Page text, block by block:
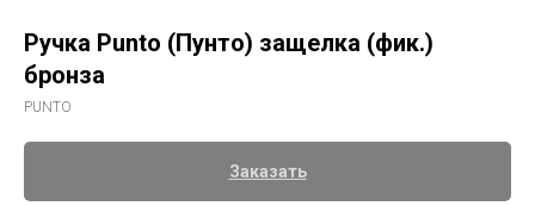
Ручка Punto (Пунто) защелка (фик.)
бронза
PUNTO
Заказать